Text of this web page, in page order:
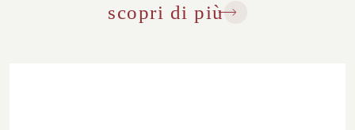
scopri di più